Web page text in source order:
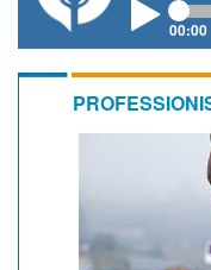
00:00